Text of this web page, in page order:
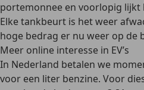
portemonnee en voorlopig lijkt
Elke tankbeurt is het weer
hoge bedrag er nu weer op de
Meer online interesse in EV’s
In Nederland betalen we
voor een liter benzine. Voor